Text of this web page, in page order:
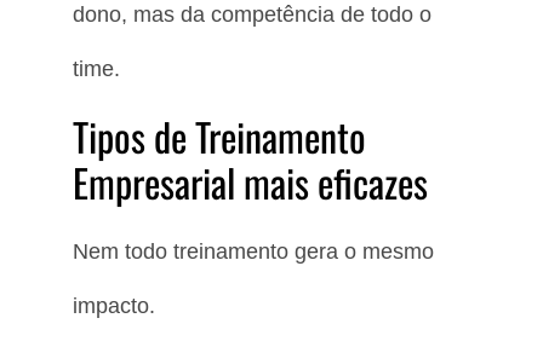
dono, mas da competência de todo o
time.
Tipos de Treinamento
Empresarial mais eficazes
Nem todo treinamento gera o mesmo
impacto.